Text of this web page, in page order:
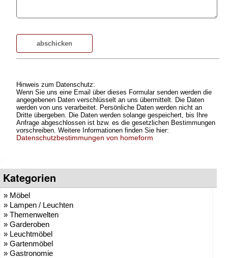
Hinweis zum Datenschutz:
Wenn Sie uns eine Email über dieses Formular senden werden die
angegebenen Daten verschlüsselt an uns übermittelt. Die Daten
werden von uns verarbeitet. Persönliche Daten werden nicht an
Dritte übergeben. Die Daten werden solange gespeichert, bis Ihre
Anfrage abgeschlossen ist bzw. es die gesetzlichen Bestimmungen
vorschreiben. Weitere Informationen finden Sie hier:
Datenschutzbestimmungen von homeform
Kategorien
» Möbel
» Lampen / Leuchten
» Themenwelten
» Garderoben
» Leuchtmöbel
» Gartenmöbel
» Gastronomie